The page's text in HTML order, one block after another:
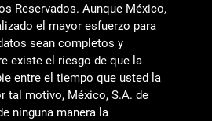
Reservados. Aunque México,
el mayor esfuerzo para
sean completos y
existe el riesgo de que la
entre el tiempo que usted la
tal motivo, México, S.A. de
ninguna manera la